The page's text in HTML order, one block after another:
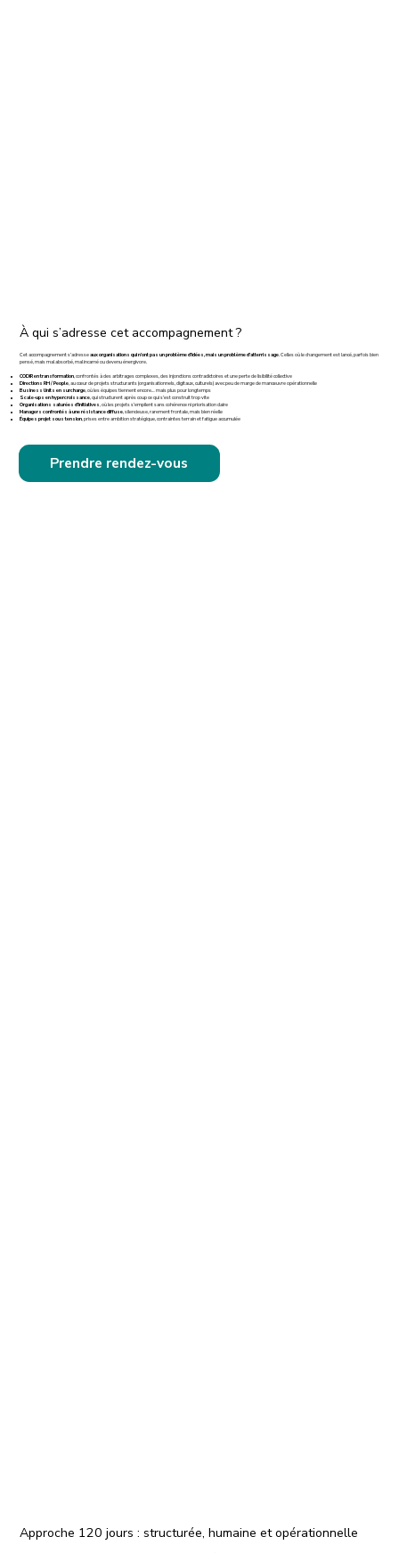
À qui s’adresse cet accompagnement ?
Cet accompagnement s’adresseaux organisations qui n’ont pas un problème d’idées, mais un problème d’atterrissage. Celles où le changement est lancé, parfois bien
pensé, mais mal absorbé, mal incarné ou devenu énergivore.
CODIR en transformation, confrontés à des arbitrages complexes, des injonctions contradictoires et une perte de lisibilité collective
Directions RH / People, au cœur de projets structurants (organisationnels, digitaux, culturels) avec peu de marge de manœuvre opérationnelle
Business Units en surcharge, où les équipes tiennent encore… mais plus pour longtemps
Scale-ups en hypercroissance, qui structurent après coup ce qui s’est construit trop vite
Organisations saturées d’initiatives, où les projets s’empilent sans cohérence ni priorisation claire
Managers confrontés à une résistance diffuse, silencieuse, rarement frontale, mais bien réelle
Équipes projet sous tension, prises entre ambition stratégique, contraintes terrain et fatigue accumulée
Prendre rendez-vous
Approche 120 jours : structurée, humaine et opérationnelle